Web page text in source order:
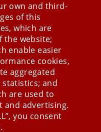
own and third-
of this
which are
the website;
enable easier
cookies,
aggregated
statistics; and
are used to
and advertising.
you consent